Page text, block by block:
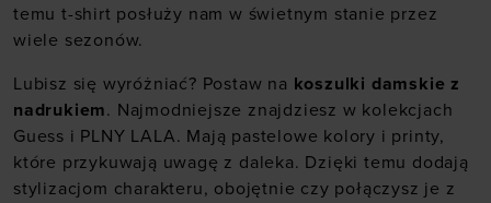
temu t-shirt posłuży nam w świetnym stanie przez
wiele sezonów.
Lubisz się wyróżniać? Postaw na koszulki damskie z
nadrukiem. Najmodniejsze znajdziesz w kolekcjach
Guess i PLNY LALA. Mają pastelowe kolory i printy,
które przykuwają uwagę z daleka. Dzięki temu dodają
stylizacjom charakteru, obojętnie czy połączysz je z